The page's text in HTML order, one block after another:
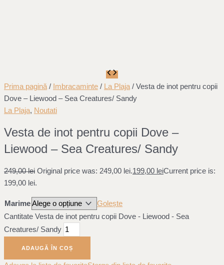
Prima pagină / Imbracaminte / La Plaja / Vesta de inot pentru copii
Dove – Liewood – Sea Creatures/ Sandy
La Plaja, Noutati
Vesta de inot pentru copii Dove –
Liewood – Sea Creatures/ Sandy
249,00lei Original price was: 249,00 lei.199,00 leiCurrent price is:
199,00 lei.
Marime
Golește
Cantitate Vesta de inot pentru copii Dove - Liewood - Sea
Creatures/ Sandy
ADAUGĂ ÎN COȘ